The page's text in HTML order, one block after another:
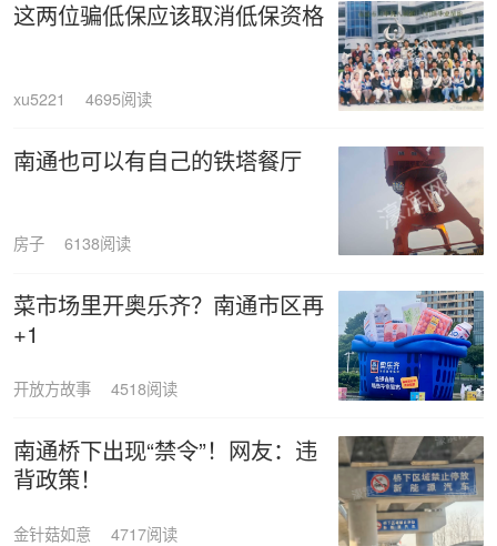
这两位骗低保应该取消低保资格
xu5221 4695阅读
南通也可以有自己的铁塔餐厅
房子 6138阅读
菜市场里开奥乐齐？南通市区再
+1
开放方故事 4518阅读
南通桥下出现“禁令”！网友：违
背政策！
金针菇如意 4717阅读